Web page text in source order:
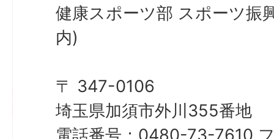
健康スポーツ部 スポーツ振
内)
〒 347-0106
埼玉県加須市外川355番地